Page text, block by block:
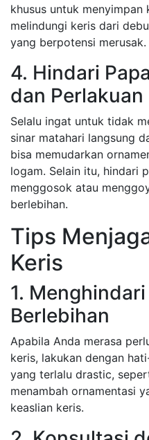
khusus untuk menyimpan
melindungi keris dari
yang berpotensi merusak.
4. Hindari
dan Perlakuan
Selalu ingat untuk tidak
sinar matahari langsung
bisa memudarkan
logam. Selain itu, hindari
menggosok atau
berlebihan.
Tips
Keris
1.
Berlebihan
Apabila Anda merasa
keris, lakukan dengan
yang terlalu drastic,
menambah ornamentasi
keaslian keris.